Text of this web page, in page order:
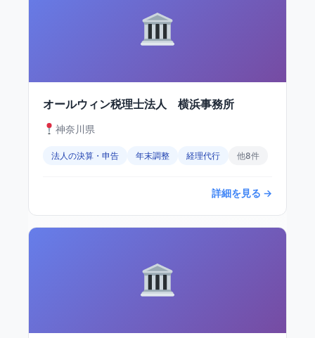
オールウィン税理士法人 横浜事務所
神奈川県
法人の決算・申告 年末調整 経理代行 他8件
詳細を見る →